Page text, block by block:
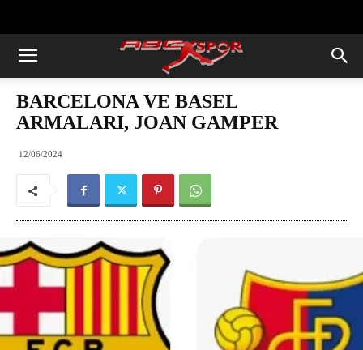
BARCELONA VE BASEL
ARMALARI, JOAN GAMPER
12/06/2024